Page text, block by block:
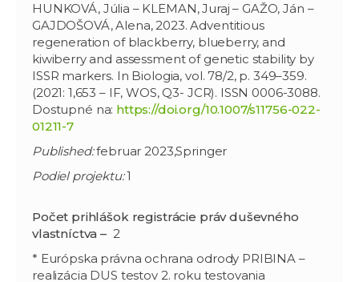
HUNKOVÁ, Júlia – KLEMAN, Juraj – GAŽO, Ján –
GAJDOŠOVÁ, Alena, 2023. Adventitious
regeneration of blackberry, blueberry, and
kiwiberry and assessment of genetic stability by
ISSR markers. In Biologia, vol. 78/2, p. 349–359.
(2021: 1,653 – IF, WOS, Q3- JCR). ISSN 0006-3088.
Dostupné na: https://doi.org/10.1007/s11756-022-
01211-7
Published:februar 2023,Springer
Podiel projektu:1
Počet prihlášok registrácie práv duševného
vlastníctva – 2
* Európska právna ochrana odrody PRIBINA –
realizácia DUS testov 2. roku testovania